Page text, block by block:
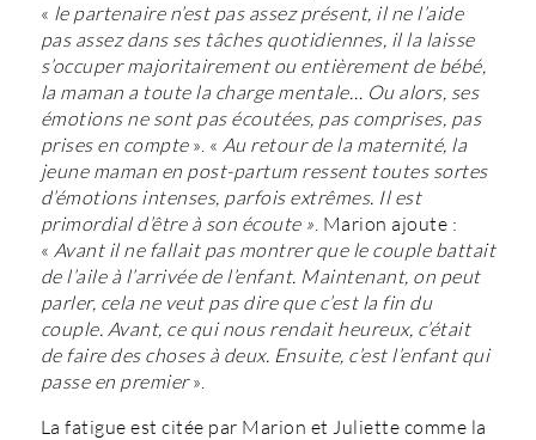
« le partenaire n’est pas assez présent, il ne l’aide
pas assez dans ses tâches quotidiennes, il la laisse
s’occuper majoritairement ou entièrement de bébé,
la maman a toute la charge mentale… Ou alors, ses
émotions ne sont pas écoutées, pas comprises, pas
prises en compte». « Au retour de la maternité, la
jeune maman en post-partum ressent toutes sortes
d’émotions intenses, parfois extrêmes. Il est
primordial d’être à son écoute ». Marion ajoute :
« Avant il ne fallait pas montrer que le couple battait
de l’aile à l’arrivée de l’enfant. Maintenant, on peut
parler, cela ne veut pas dire que c’est la fin du
couple. Avant, ce qui nous rendait heureux, c’était
de faire des choses à deux. Ensuite, c’est l’enfant qui
passe en premier».
La fatigue est citée par Marion et Juliette comme la